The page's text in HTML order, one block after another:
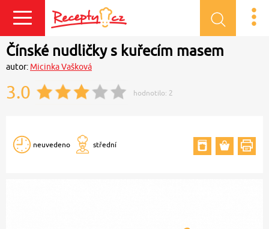
Přihlásit se
Čínské nudličky s kuřecím masem
autor: Micinka Vašková
3.0 hodnotilo: 2
neuvedeno střední